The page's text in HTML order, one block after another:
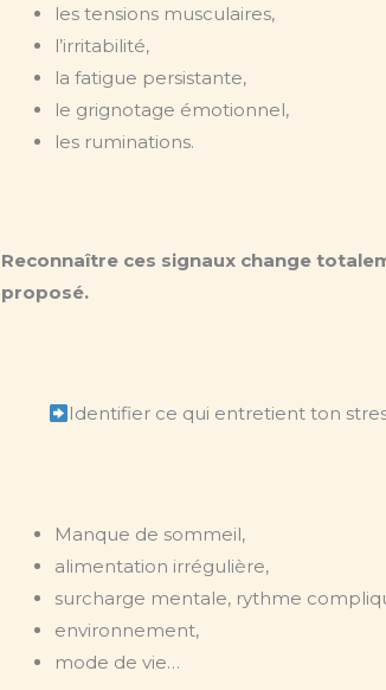
les tensions musculaires,
l’irritabilité,
la fatigue persistante,
le grignotage émotionnel,
les ruminations.
Reconnaître ces signaux change
proposé.
Identifier ce qui entretient ton
Manque de sommeil,
alimentation irrégulière,
surcharge mentale, rythme
environnement,
mode de vie…